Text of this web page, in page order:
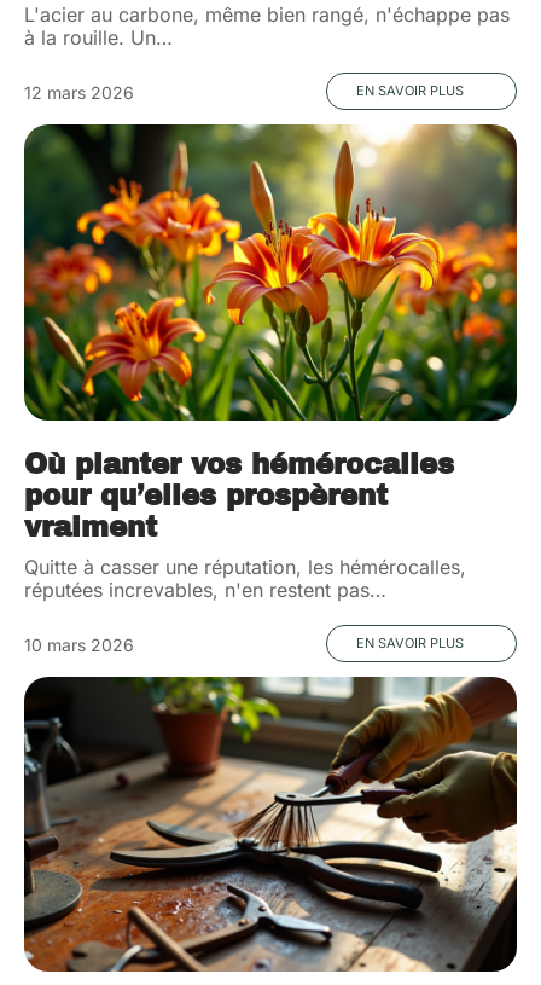
L'acier au carbone, même bien rangé, n'échappe pas
à la rouille. Un…
12 mars 2026 EN SAVOIR PLUS
Où planter vos hémérocalles
pour qu’elles prospèrent
vraiment
Quitte à casser une réputation, les hémérocalles,
réputées increvables, n'en restent pas…
10 mars 2026 EN SAVOIR PLUS